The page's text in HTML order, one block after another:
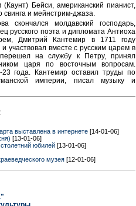
Бейси, американский пианист,
свинга и мейнстрим-джаза.
скончался молдавский господарь,
русского поэта и дипломата Антиоха
Дмитрий Кантемир в 1711 году
участвовал вместе с русским царем в
на службу к Петру, принял
царя по восточным вопросам.
года. Кантемир оставил труды по
империи, писал музыку и
выставлена в интернете [14-01-06]
[13-01-06]
юбилей [13-01-06]
музея [12-01-06]